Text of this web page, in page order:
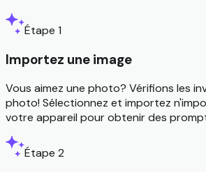
Étape 1
Importez une image
Vous aimez une photo? Vérifions les
photo! Sélectionnez et importez
votre appareil pour obtenir des
Étape 2